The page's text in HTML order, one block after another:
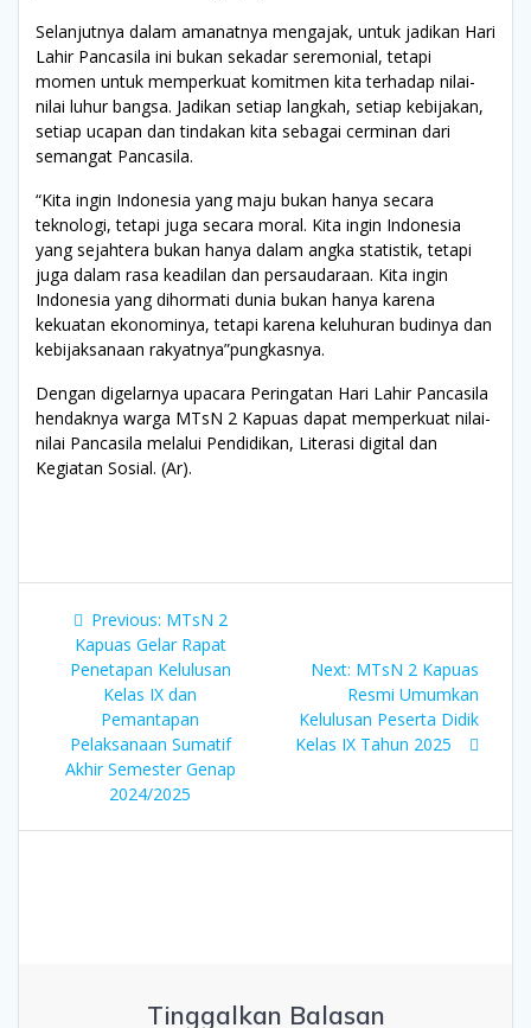
Selanjutnya dalam amanatnya mengajak, untuk jadikan Hari
Lahir Pancasila ini bukan sekadar seremonial, tetapi
momen untuk memperkuat komitmen kita terhadap nilai-
nilai luhur bangsa. Jadikan setiap langkah, setiap kebijakan,
setiap ucapan dan tindakan kita sebagai cerminan dari
semangat Pancasila.
“Kita ingin Indonesia yang maju bukan hanya secara
teknologi, tetapi juga secara moral. Kita ingin Indonesia
yang sejahtera bukan hanya dalam angka statistik, tetapi
juga dalam rasa keadilan dan persaudaraan. Kita ingin
Indonesia yang dihormati dunia bukan hanya karena
kekuatan ekonominya, tetapi karena keluhuran budinya dan
kebijaksanaan rakyatnya”pungkasnya.
Dengan digelarnya upacara Peringatan Hari Lahir Pancasila
hendaknya warga MTsN 2 Kapuas dapat memperkuat nilai-
nilai Pancasila melalui Pendidikan, Literasi digital dan
Kegiatan Sosial. (Ar).
Navigasi
pos
Previous: Previous
post:
MTsN 2
Kapuas Gelar Rapat
Penetapan Kelulusan
Kelas IX dan
Pemantapan
Pelaksanaan Sumatif
Akhir Semester Genap
2024/2025
Next: Next
post:
MTsN 2 Kapuas
Resmi Umumkan
Kelulusan Peserta Didik
Kelas IX Tahun 2025
Tinggalkan Balasan